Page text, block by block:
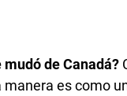
de Canadá?
es como